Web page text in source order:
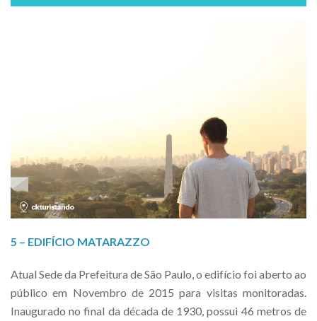
5 – EDIFÍCIO MATARAZZO
Atual Sede da Prefeitura de São Paulo, o edifício foi aberto ao
público em Novembro de 2015 para visitas monitoradas.
Inaugurado no final da década de 1930, possui 46 metros de